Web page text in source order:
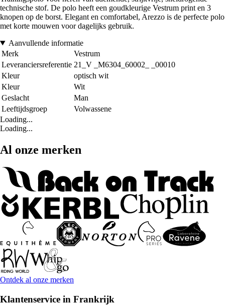
technische stof. De polo heeft een goudkleurige Vestrum print en 3
knopen op de borst. Elegant en comfortabel, Arezzo is de perfecte polo
met korte mouwen voor dagelijks gebruik.
Aanvullende informatie
Merk
Vestrum
Leveranciersreferentie 21_V _M6304_60002_ _00010
Kleur
optisch wit
Kleur
Wit
Geslacht
Man
Leeftijdsgroep
Volwassene
Loading...
Loading...
Al onze merken
Ontdek al onze merken
Klantenservice in Frankrijk